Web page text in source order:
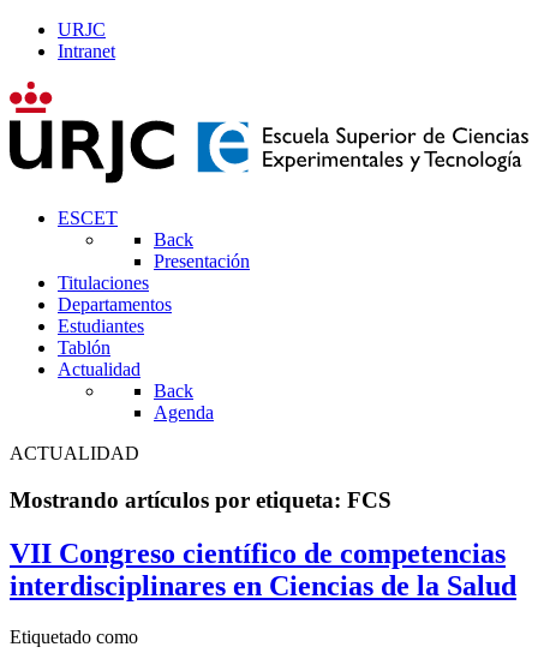
URJC
Intranet
ESCET
Back
Presentación
Titulaciones
Departamentos
Estudiantes
Tablón
Actualidad
Back
Agenda
ACTUALIDAD
Mostrando artículos por etiqueta: FCS
VII Congreso científico de competencias
interdisciplinares en Ciencias de la Salud
Etiquetado como